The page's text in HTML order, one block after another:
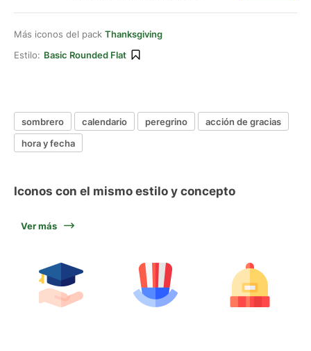
Más iconos del pack Thanksgiving
Estilo: Basic Rounded Flat
sombrero calendario peregrino
acción de gracias
hora y fecha
Iconos con el mismo estilo y concepto
Ver más